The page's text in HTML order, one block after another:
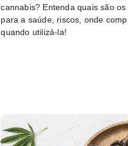
cannabis? Entenda quais são
para a saúde, riscos, onde
quando utilizá-la!